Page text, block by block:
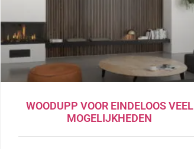
WOODUPP VOOR EINDELOOS VEEL
MOGELIJKHEDEN